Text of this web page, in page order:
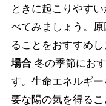
ときに起こりやす
べてみましょう。
ることをおすすめし
場合冬の季節にお
す。生命エネルギ
要な陽の気を得るこ